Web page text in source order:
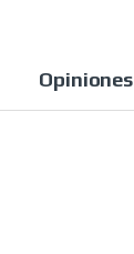
Opiniones